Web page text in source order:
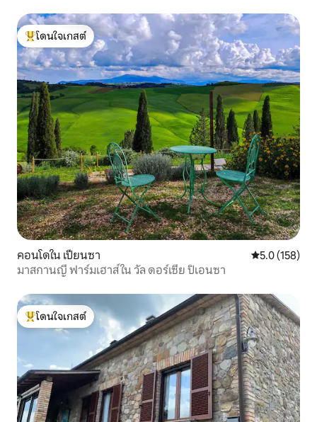
โดนใจเกสต์ที่สุด
โดนใจเกสต์
คอนโดใน เปียนซา คะแนนเฉลี่ย
5.0 (158)
มาสกานญี ฟาร์มเฮาส์ ใน วัล ดอร์เซีย ปิเอนซา
โดนใจเกสต์ที่สุด
โดนใจเกสต์